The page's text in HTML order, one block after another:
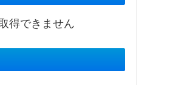
得できません